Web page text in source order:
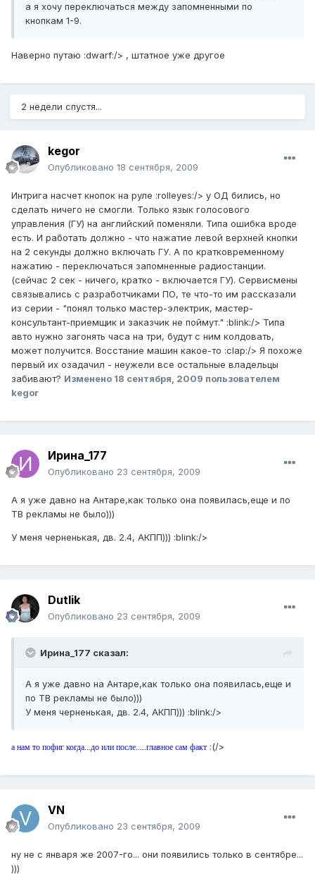
а я хочу переключаться между запомненными по
кнопкам 1-9.
Наверно путаю :dwarf:/> , штатное уже другое
2 недели спустя...
kegor
Опубликовано 18 сентября, 2009
Интрига насчет кнопок на руле :rolleyes:/> у ОД бились, но
сделать ничего не смогли. Только язык голосового
управления (ГУ) на английский поменяли. Типа ошибка вроде
есть. И работать должно - что нажатие левой верхней кнопки
на 2 секунды должно включать ГУ. А по кратковременному
нажатию - переключаться запомненные радиостанции.
(сейчас 2 сек - ничего, кратко - включается ГУ). Сервисмены
связывались с разработчиками ПО, те что-то им рассказали
из серии - "понял только мастер-электрик, мастер-
консультант-приемщик и заказчик не поймут." :blink:/> Типа
авто нужно загонять часа на три, будут с ним колдовать,
может получится. Восстание машин какое-то :clap:/> Я похоже
первый их озадачил - неужели все остальные владельцы
забивают? Изменено 18 сентября, 2009 пользователем
kegor
Ирина_177
Опубликовано 23 сентября, 2009
А я уже давно на Антаре,как только она появилась,еще и по
ТВ рекламы не было)))
У меня черненькая, дв. 2.4, АКПП))) :blink:/>
Dutlik
Опубликовано 23 сентября, 2009
Ирина_177 сказал:
А я уже давно на Антаре,как только она появилась,еще и
по ТВ рекламы не было)))
У меня черненькая, дв. 2.4, АКПП))) :blink:/>
а нам то пофиг когда...до или после.....главное сам факт :(/>
VN
Опубликовано 23 сентября, 2009
ну не с января же 2007-го... они появились только в сентябре...
)))